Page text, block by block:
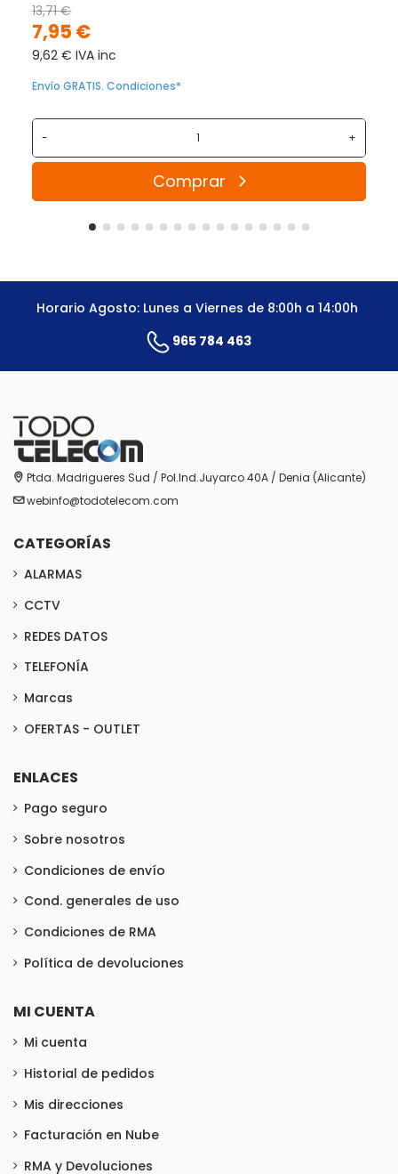
7,95 €
13,71 €
9,62 € IVA inc
Envío GRATIS. Condiciones*
- +
Comprar
Horario Agosto: Lunes a Viernes de 8:00h a 14:00h
965 784 463
Ptda. Madrigueres Sud / Pol.Ind.Juyarco 40A / Denia (Alicante)
webinfo@todotelecom.com
CATEGORÍAS
ALARMAS
CCTV
REDES DATOS
TELEFONÍA
Marcas
OFERTAS - OUTLET
ENLACES
Pago seguro
Sobre nosotros
Condiciones de envío
Cond. generales de uso
Condiciones de RMA
Política de devoluciones
MI CUENTA
Mi cuenta
Historial de pedidos
Mis direcciones
Facturación en Nube
RMA y Devoluciones